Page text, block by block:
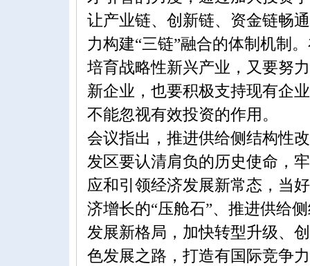
让产业链、创新链、资金链畅
力构建“三链”融合的体制机制
培育战略性新兴产业，又要努
新企业，也要积极支持现有企
不能忽视有效投资的作用。
会议指出，推进供给侧结构性
发区要认清肩负的历史使命，
应和引领经济发展新常态，当
济增长的“压舱石”、推进供给
发展新格局，加快转型升级、
色发展之路，打造有国际竞争